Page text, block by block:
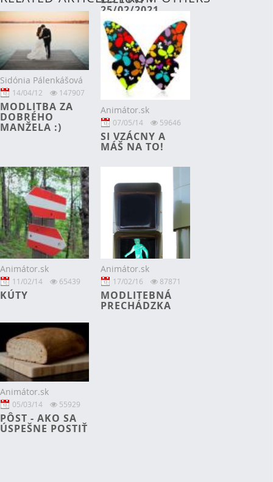
25/02/2021.
Sidónia Pálenkášová
14/04/12 147907
MODLITBA ZA
DOBRÉHO
MANŽELA :)
Animátor.sk
07/05/14 59646
SI VZÁCNY A
MÁŠ NA TO!
Animátor.sk
11/02/14 65439
KÚTY
Animátor.sk
17/02/16 87871
MODLITEBNÁ
PRECHÁDZKA
Animátor.sk
05/03/14 55929
PÔST - AKO SA
ÚSPEŠNE POSTIŤ